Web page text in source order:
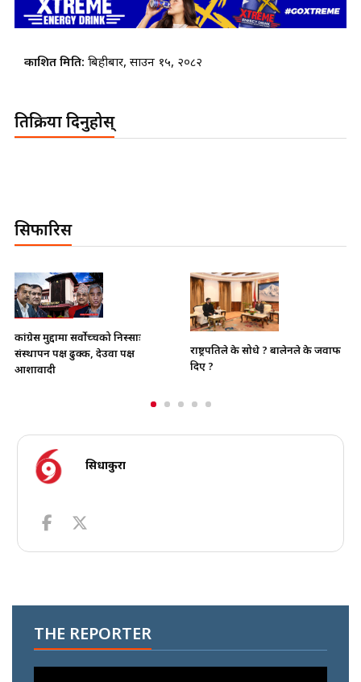
प्रकाशित मिति: बिहीबार, साउन १५, २०८२
प्रतिक्रिया दिनुहोस्
सिफारिस
कांग्रेस मुद्दामा सर्वोच्चको निस्साः
संस्थापन पक्ष ढुक्क, देउवा पक्ष
आशावादी
राष्ट्रपतिले के सोधे ? बालेनले के जवाफ
दिए ?
सिधाकुरा
THE REPORTER